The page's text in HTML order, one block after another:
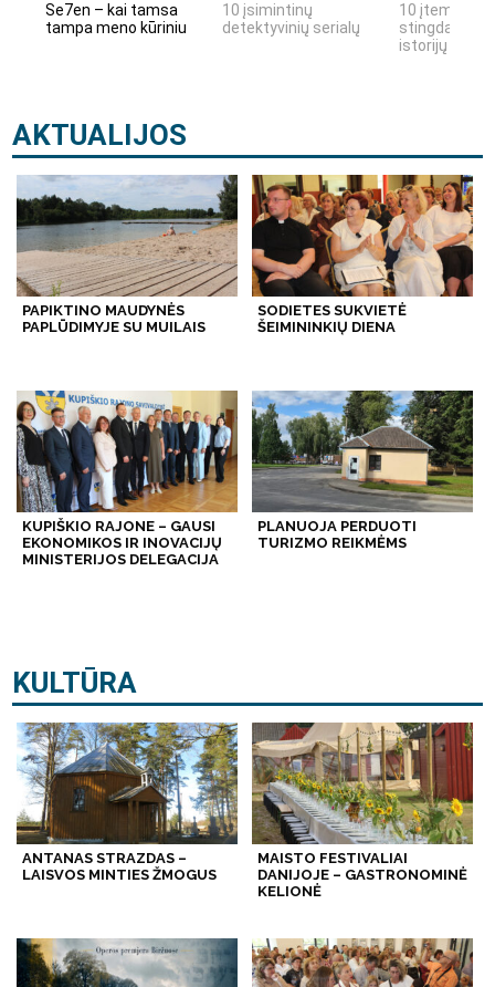
Se7en – kai tamsa
tampa meno kūriniu
10 įsimintinų
detektyvinių serialų
10 įtemptų,
stingdančių
istorijų
AKTUALIJOS
PAPIKTINO MAUDYNĖS
PAPLŪDIMYJE SU MUILAIS
SODIETES SUKVIETĖ
ŠEIMININKIŲ DIENA
KUPIŠKIO RAJONE – GAUSI
EKONOMIKOS IR INOVACIJŲ
MINISTERIJOS DELEGACIJA
PLANUOJA PERDUOTI
TURIZMO REIKMĖMS
KULTŪRA
ANTANAS STRAZDAS –
LAISVOS MINTIES ŽMOGUS
MAISTO FESTIVALIAI
DANIJOJE – GASTRONOMINĖ
KELIONĖ